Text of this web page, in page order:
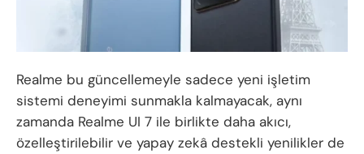
Realme bu güncellemeyle sadece yeni işletim
sistemi deneyimi sunmakla kalmayacak, aynı
zamanda Realme UI 7 ile birlikte daha akıcı,
özelleştirilebilir ve yapay zekâ destekli yenilikler de